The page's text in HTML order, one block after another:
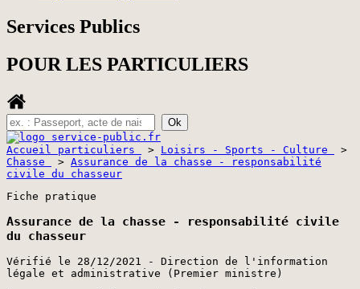
Services Publics
POUR LES PARTICULIERS
Accueil particuliers > Loisirs - Sports - Culture
>
Chasse
> Assurance de la chasse - responsabilité
civile du chasseur
Fiche pratique
Assurance de la chasse - responsabilité civile
du chasseur
Vérifié le 28/12/2021 - Direction de l'information
légale et administrative (Premier ministre)